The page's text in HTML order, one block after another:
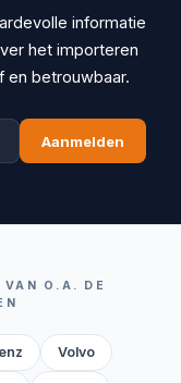
informatie
het importeren
en betrouwbaar.
Aanmelden
VAN O.A. DE
Volvo